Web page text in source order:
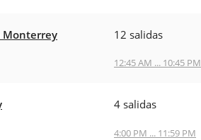
Monterrey 12 salidas
12:45 AM ... 10:45 PM
4 salidas
4:00 PM ... 11:59 PM